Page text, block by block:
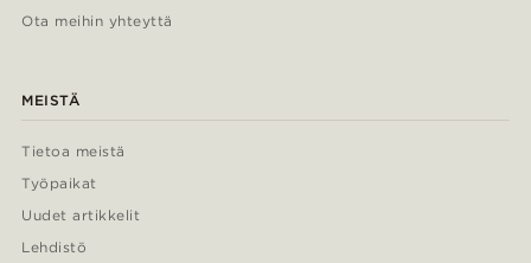
Ota meihin yhteyttä
MEISTÄ
Tietoa meistä
Työpaikat
Uudet artikkelit
Lehdistö